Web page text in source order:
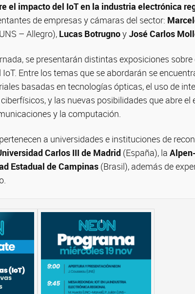
el impacto del IoT en la industria electrónica
de empresas y cámaras del sector:
– Allegro), Lucas BotrugnoyJosé Carlos
se presentarán distintas exposiciones
Entre los temas que se abordarán se
basadas en tecnologías ópticas, el uso de
y las nuevas posibilidades que abre el
y la computación.
a universidades e instituciones de
Carlos III de Madrid (España), la
Estadual de Campinas (Brasil), además de